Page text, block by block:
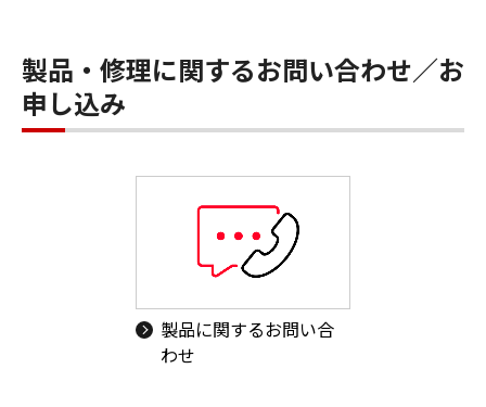
製品・修理に関するお問い合わせ／お
申し込み
製品に関するお問い合
わせ